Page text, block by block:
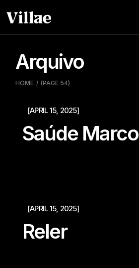
para
Arquivo
HOME (PAGE 54)
[APRIL 15, 2025]
Saúde Marco
[APRIL 15, 2025]
Reler